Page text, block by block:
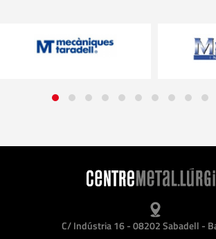
C/ Indústria 16 - 08202 Sabadell -